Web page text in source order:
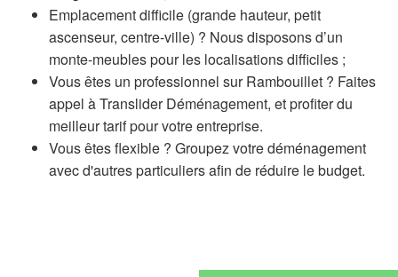
Emplacement difficile (grande hauteur, petit
ascenseur, centre-ville) ? Nous disposons d’un
monte-meubles pour les localisations difficiles ;
Vous êtes un professionnel sur Rambouillet ? Faites
appel à Translider Déménagement, et profiter du
meilleur tarif pour votre entreprise.
Vous êtes flexible ? Groupez votre déménagement
avec d'autres particuliers afin de réduire le budget.